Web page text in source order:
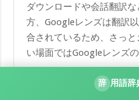
ダウンロードや会話翻訳
方、Googleレンズは翻訳
合されているため、さっ
い場面ではGoogleレンズの
辞 用語辞